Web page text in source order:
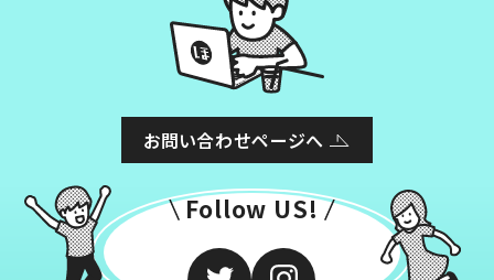
お問い合わせページへ
Follow US!